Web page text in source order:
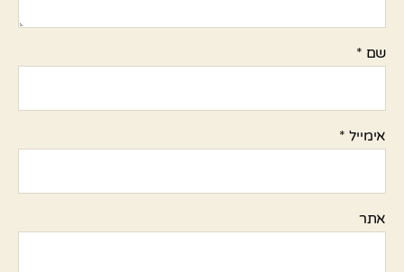
שם *
אימייל *
אתר